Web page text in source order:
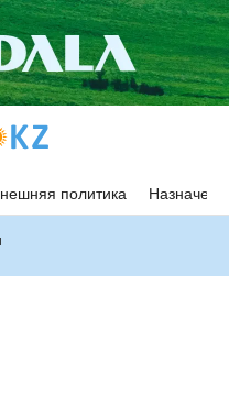
политика